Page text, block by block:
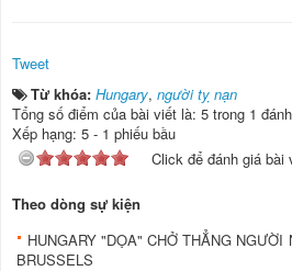
Tweet
Từ khóa: Hungary, người tỵ nạn
Tổng số điểm của bài viết là: 5 trong 1
Xếp hạng: 5 - 1 phiếu bầu
Click để đánh giá bài
Theo dòng sự kiện
HUNGARY "DỌA" CHỞ THẲNG
BRUSSELS